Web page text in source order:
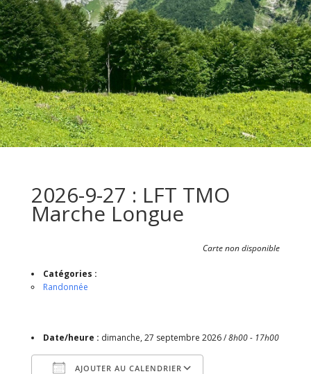
2026-9-27 : LFT TMO
Marche Longue
Carte non disponible
Catégories :
Randonnée
Date/heure : dimanche, 27 septembre 2026 /8h00 - 17h00
AJOUTER AU CALENDRIER